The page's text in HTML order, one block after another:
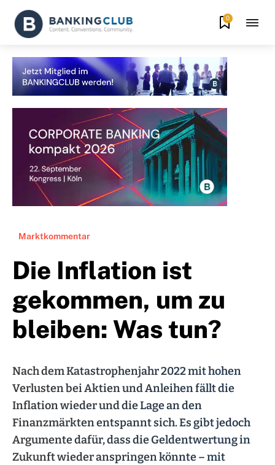
0
Marktkommentar
Die Inflation ist
gekommen, um zu
bleiben: Was tun?
Nach dem Katastrophenjahr 2022 mit hohen
Verlusten bei Aktien und Anleihen fällt die
Inflation wieder und die Lage an den
Finanzmärkten entspannt sich. Es gibt jedoch
Argumente dafür, dass die Geldentwertung in
Zukunft wieder anspringen könnte – mit